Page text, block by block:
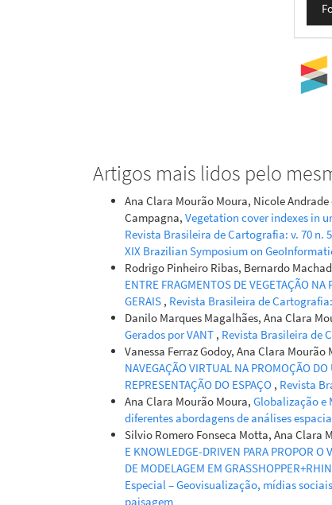
Artigos mais lidos pelo
Ana Clara Mourão Moura, Nicole
Campagna, Vegetation cover indexes in
Revista Brasileira de Cartografia: v. 70 n.
XIX Brazilian Symposium on
Rodrigo Pinheiro Ribas, Bernardo
ENTRE FRAGMENTOS DE VEGETAÇÃO
GERAIS , Revista Brasileira de
Danilo Marques Magalhães, Ana Clara
Gerados por VANT , Revista Brasileira de
Vanessa Ferraz Godoy, Ana Clara
NAVEGAÇÃO VIRTUAL NA PROMOÇÃO
REPRESENTAÇÃO DO ESPAÇO , Revista
Ana Clara Mourão Moura, Globalização e
diferentes abordagens de análises
Silvio Romero Fonseca Motta, Ana Clara
E KNOWLEDGE-DRIVEN PARA PROPOR
DE MODELAGEM EM
Especial – Geovisualização, mídias
paisagem